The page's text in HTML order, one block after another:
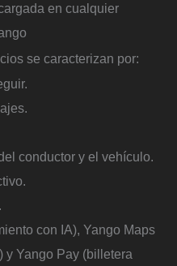
en cualquier
se caracterizan por:
conductor y el vehículo.
con IA), Yango Maps
y Yango Pay (billetera